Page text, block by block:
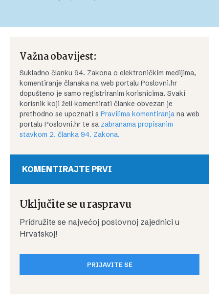
Važna obavijest:
Sukladno članku 94. Zakona o elektroničkim medijima,
komentiranje članaka na web portalu Poslovni.hr
dopušteno je samo registriranim korisnicima. Svaki
korisnik koji želi komentirati članke obvezan je
prethodno se upoznati s Pravilima komentiranja na web
portalu Poslovni.hr te sa zabranama propisanim
stavkom 2. članka 94. Zakona.
KOMENTIRAJTE PRVI
Uključite se u raspravu
Pridružite se najvećoj poslovnoj zajednici u
Hrvatskoj!
PRIJAVITE SE